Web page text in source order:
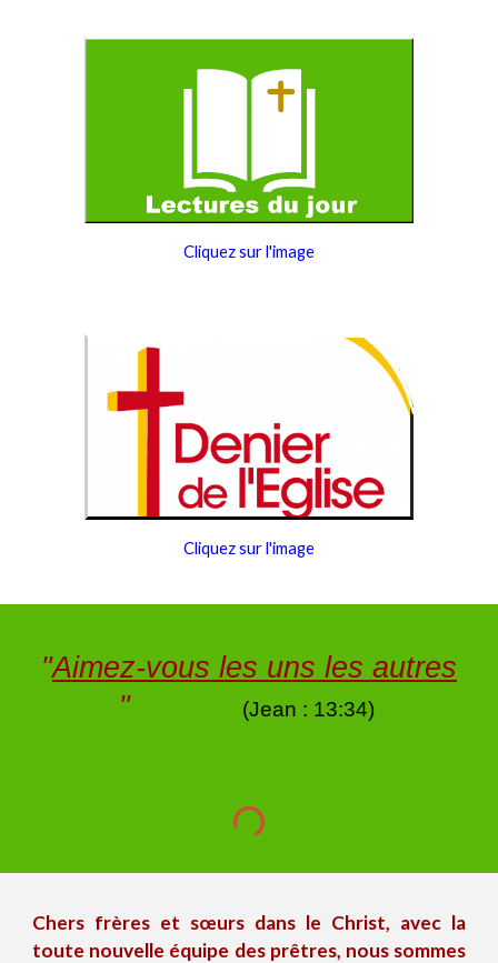
Cliquez sur l'image
Cliquez sur l'image
"Aimez-vous les uns les autres
"
(Jean : 13:34)
Chers frères et sœurs dans le Christ, avec la
toute nouvelle équipe des prêtres, nous sommes